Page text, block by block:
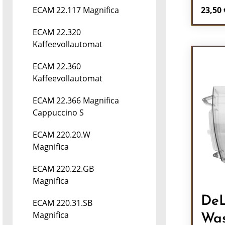
ECAM 22.117 Magnifica
ECAM 22.320
Kaffeevollautomat
ECAM 22.360
Kaffeevollautomat
ECAM 22.366 Magnifica
Cappuccino S
ECAM 220.20.W
Magnifica
ECAM 220.22.GB
Magnifica
ECAM 220.31.SB
Magnifica
23,50